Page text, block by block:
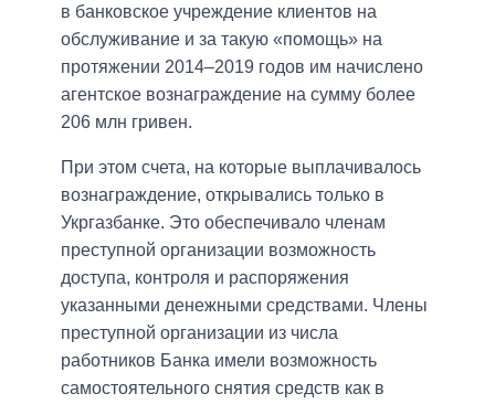
в банковское учреждение клиентов на
обслуживание и за такую «помощь» на
протяжении 2014–2019 годов им начислено
агентское вознаграждение на сумму более
206 млн гривен.
При этом счета, на которые выплачивалось
вознаграждение, открывались только в
Укргазбанке. Это обеспечивало членам
преступной организации возможность
доступа, контроля и распоряжения
указанными денежными средствами. Члены
преступной организации из числа
работников Банка имели возможность
самостоятельного снятия средств как в